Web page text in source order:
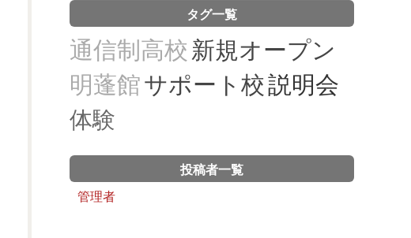
タグ一覧
通信制高校新規オープン
明蓬館サポート校説明会
体験
投稿者一覧
管理者